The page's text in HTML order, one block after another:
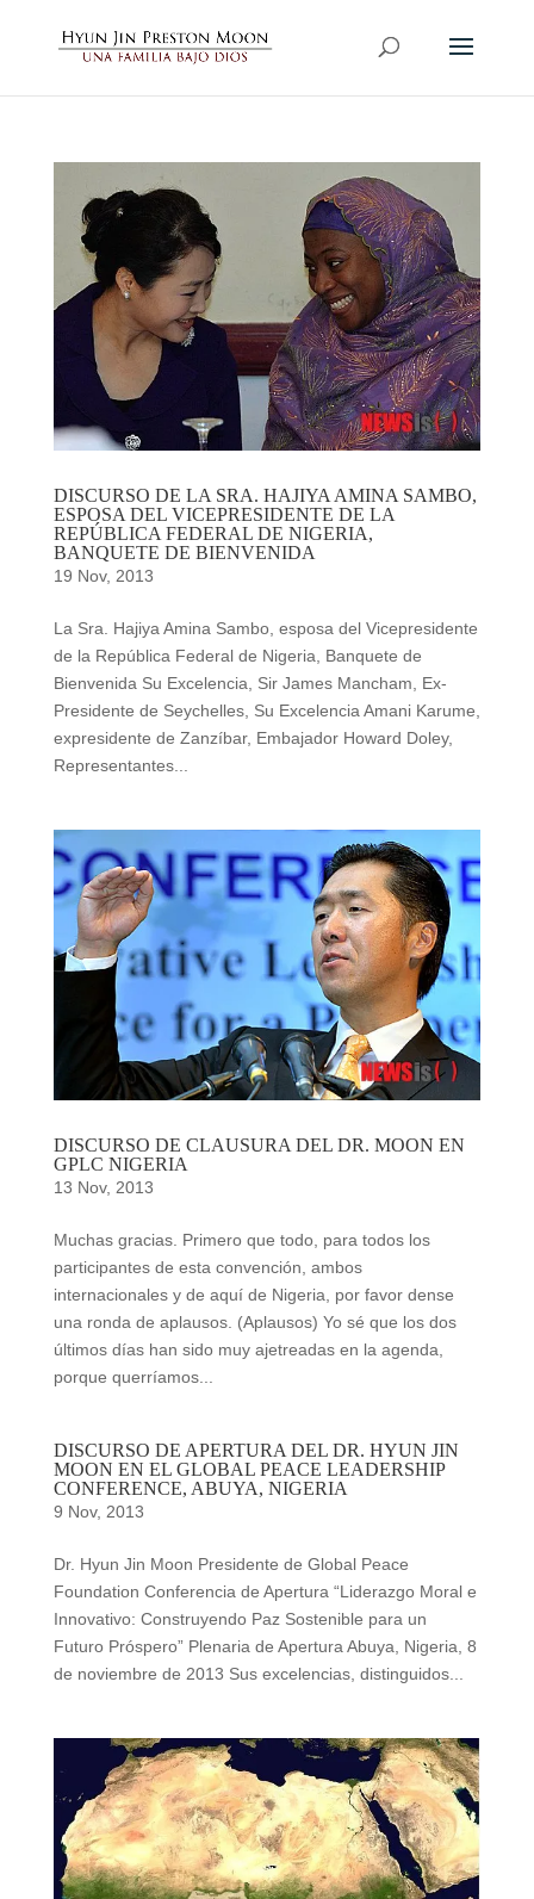
DISCURSO DE LA SRA. HAJIYA AMINA SAMBO,
ESPOSA DEL VICEPRESIDENTE DE LA
REPÚBLICA FEDERAL DE NIGERIA,
BANQUETE DE BIENVENIDA
19 Nov, 2013
La Sra. Hajiya Amina Sambo, esposa del Vicepresidente
de la República Federal de Nigeria, Banquete de
Bienvenida Su Excelencia, Sir James Mancham, Ex-
Presidente de Seychelles, Su Excelencia Amani Karume,
expresidente de Zanzíbar, Embajador Howard Doley,
Representantes...
DISCURSO DE CLAUSURA DEL DR. MOON EN
GPLC NIGERIA
13 Nov, 2013
Muchas gracias. Primero que todo, para todos los
participantes de esta convención, ambos
internacionales y de aquí de Nigeria, por favor dense
una ronda de aplausos. (Aplausos) Yo sé que los dos
últimos días han sido muy ajetreadas en la agenda,
porque querríamos...
DISCURSO DE APERTURA DEL DR. HYUN JIN
MOON EN EL GLOBAL PEACE LEADERSHIP
CONFERENCE, ABUYA, NIGERIA
9 Nov, 2013
Dr. Hyun Jin Moon Presidente de Global Peace
Foundation Conferencia de Apertura “Liderazgo Moral e
Innovativo: Construyendo Paz Sostenible para un
Futuro Próspero” Plenaria de Apertura Abuya, Nigeria, 8
de noviembre de 2013 Sus excelencias, distinguidos...